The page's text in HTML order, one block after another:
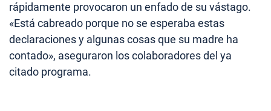
rápidamente provocaron un enfado de su vástago.
«Está cabreado porque no se esperaba estas
declaraciones y algunas cosas que su madre ha
contado», aseguraron los colaboradores del ya
citado programa.